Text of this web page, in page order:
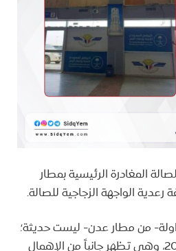
المغادرة الرئيسية بمطار
الواجهة الزجاجية للصالة.
من مطار عدن- ليست حديثة؛
فقد جرى تداولها عام 2021، وهي تظهر جانباً من الإهمال